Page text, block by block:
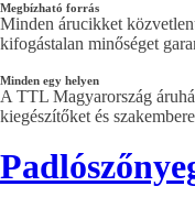
Megbízható forrás
Minden árucikket
kifogástalan minőséget
Minden egy helyen
A TTL Magyarország
kiegészítőket és